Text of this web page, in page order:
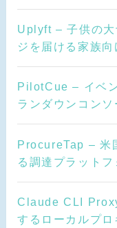
Uplyft – 子供の大
ジを届ける家族
PilotCue – イベ
ランダウンコンソ
ProcureTap – 米
る調達プラットフ
Claude CLI
するローカルプロ